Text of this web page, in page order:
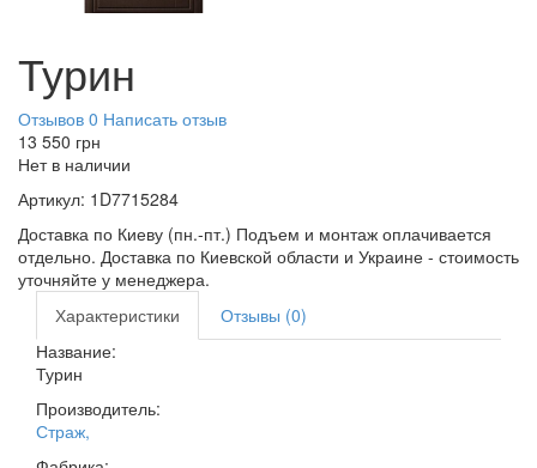
Турин
Отзывов 0 Написать отзыв
13 550 грн
Нет в наличии
Артикул: 1D7715284
Доставка по Киеву (пн.-пт.) Подъем и монтаж оплачивается
отдельно. Доставка по Киевской области и Украине - стоимость
уточняйте у менеджера.
Характеристики
Отзывы (0)
Название:
Турин
Производитель:
Страж,